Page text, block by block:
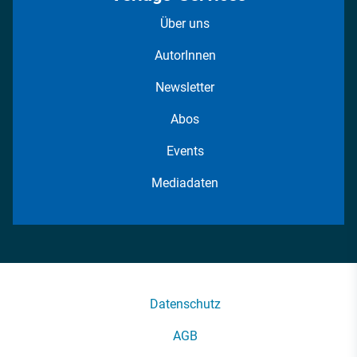
Über uns
AutorInnen
Newsletter
Abos
Events
Mediadaten
Datenschutz
AGB